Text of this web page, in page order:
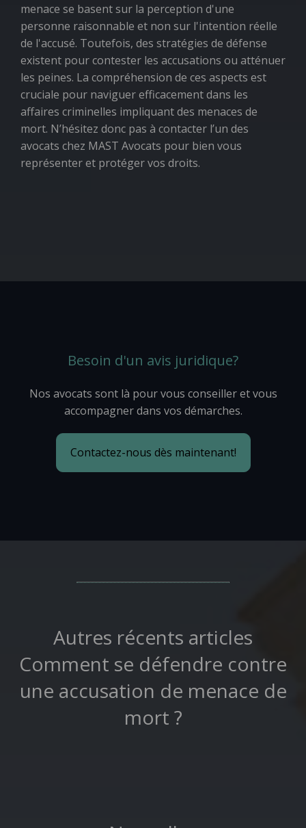
menace se basent sur la perception d'une
personne raisonnable et non sur l'intention réelle
de l'accusé. Toutefois, des stratégies de défense
existent pour contester les accusations ou atténuer
les peines. La compréhension de ces aspects est
cruciale pour naviguer efficacement dans les
affaires criminelles impliquant des menaces de
mort. N’hésitez donc pas à contacter l’un des
avocats chez MAST Avocats pour bien vous
représenter et protéger vos droits.
Besoin d'un avis juridique?
Nos avocats sont là pour vous conseiller et vous
accompagner dans vos démarches.
Contactez-nous dès maintenant!
Autres récents articles
Comment se défendre contre
une accusation de menace de
mort ?